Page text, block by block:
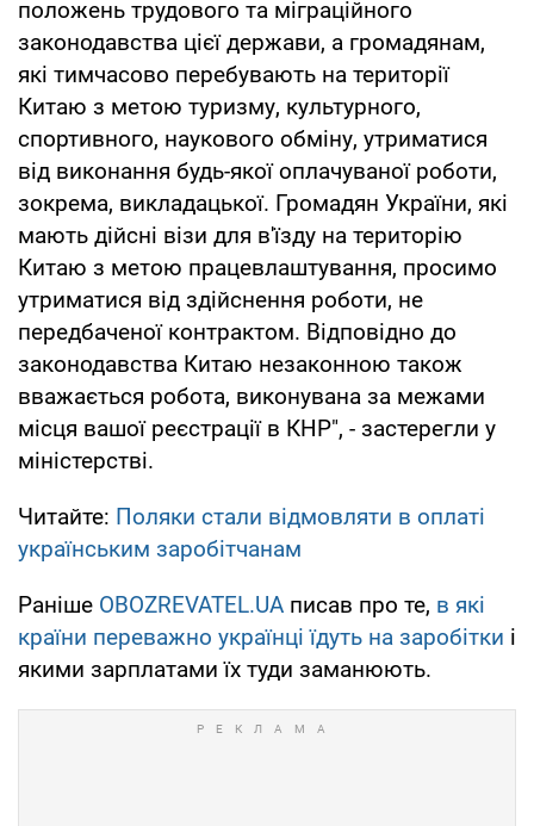
положень трудового та міграційного
законодавства цієї держави, а громадянам,
які тимчасово перебувають на території
Китаю з метою туризму, культурного,
спортивного, наукового обміну, утриматися
від виконання будь-якої оплачуваної роботи,
зокрема, викладацької. Громадян України, які
мають дійсні візи для в'їзду на територію
Китаю з метою працевлаштування, просимо
утриматися від здійснення роботи, не
передбаченої контрактом. Відповідно до
законодавства Китаю незаконною також
вважається робота, виконувана за межами
місця вашої реєстрації в КНР", - застерегли у
міністерстві.
Читайте: Поляки стали відмовляти в оплаті
українським заробітчанам
Раніше OBOZREVATEL.UA писав про те, в які
країни переважно українці їдуть на заробітки і
якими зарплатами їх туди заманюють.